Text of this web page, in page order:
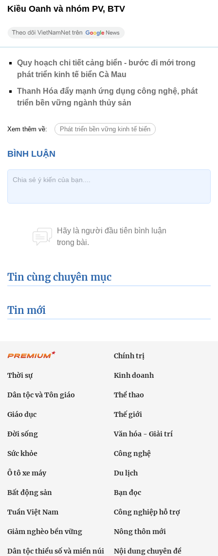
Kiều Oanh và nhóm PV, BTV
Quy hoạch chi tiết cảng biển - bước đi mới trong
phát triển kinh tế biển Cà Mau
Thanh Hóa đẩy mạnh ứng dụng công nghệ, phát
triển bền vững ngành thủy sản
Xem thêm về: Phát triển bền vững kinh tế biển
Tin cùng chuyên mục
Tin mới
Chính trị
Thời sự Kinh doanh
Dân tộc và Tôn giáo Thể thao
Giáo dục Thế giới
Đời sống Văn hóa - Giải trí
Sức khỏe Công nghệ
Ô tô xe máy Du lịch
Bất động sản Bạn đọc
Tuần Việt Nam Công nghiệp hỗ trợ
Giảm nghèo bền vững Nông thôn mới
Dân tộc thiểu số và miền núi Nội dung chuyên đề